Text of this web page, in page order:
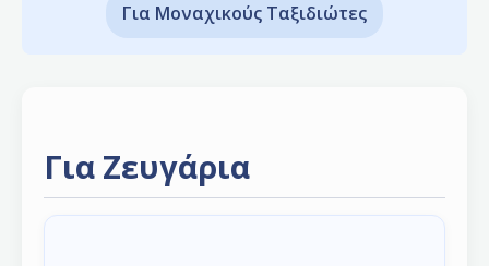
Για Μοναχικούς Ταξιδιώτες
Για Ζευγάρια